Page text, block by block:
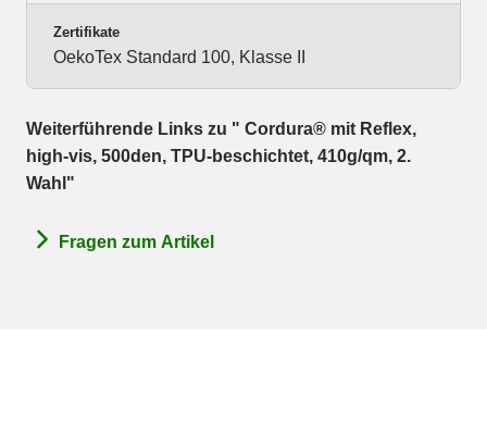
Zertifikate
OekoTex Standard 100, Klasse II
Weiterführende Links zu " Cordura® mit Reflex,
high-vis, 500den, TPU-beschichtet, 410g/qm, 2.
Wahl"
Fragen zum Artikel